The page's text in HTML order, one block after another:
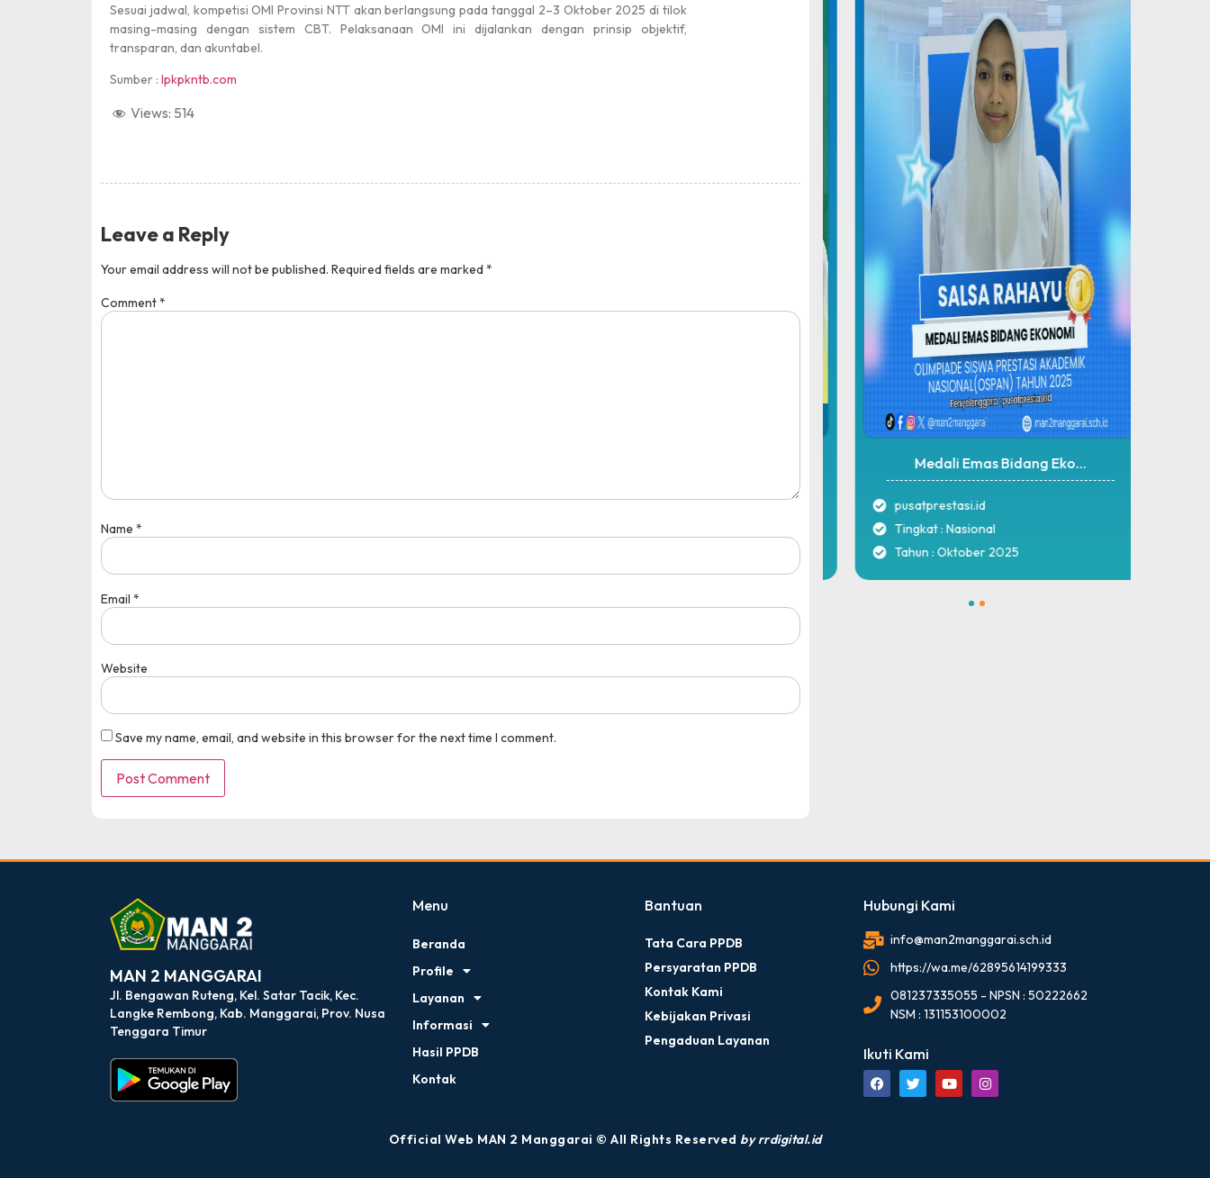
Sesuai jadwal, kompetisi OMI Provinsi NTT akan berlangsung pada tanggal 2–3 Oktober 2025 di tilok
masing-masing dengan sistem CBT. Pelaksanaan OMI ini dijalankan dengan prinsip objektif,
transparan, dan akuntabel.
Sumber : lpkpkntb.com
Views: 514
Leave a Reply
Your email address will not be published. Required fields are marked *
Comment*
Name *
Email *
Website
Save my name, email, and website in this browser for the next time I comment.
Medali Emas Bidang Eko...
pusatprestasi.id
Tingkat : Nasional
Tahun : Oktober 2025
MAN 2 MANGGARAI
Jl. Bengawan Ruteng, Kel. Satar Tacik, Kec.
Langke Rembong, Kab. Manggarai, Prov. Nusa
Tenggara Timur
Menu
Beranda
Profile
Layanan
Informasi
Hasil PPDB
Kontak
Bantuan
Tata Cara PPDB
Persyaratan PPDB
Kontak Kami
Kebijakan Privasi
Pengaduan Layanan
Hubungi Kami
info@man2manggarai.sch.id
https://wa.me/62895614199333
081237335055 - NPSN : 50222662
NSM : 131153100002
Ikuti Kami
Official Web MAN 2 Manggarai © All Rights Reserved by rrdigital.id